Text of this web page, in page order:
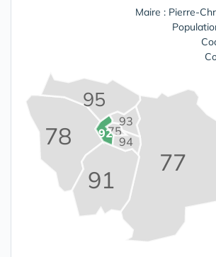
Maire : Pierre-
75
77
78
91
92
93
94
95